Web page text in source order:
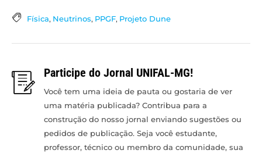
Física, Neutrinos, PPGF, Projeto Dune
Participe do Jornal UNIFAL-MG!
Você tem uma ideia de pauta ou gostaria de ver
uma matéria publicada? Contribua para a
construção do nosso jornal enviando sugestões ou
pedidos de publicação. Seja você estudante,
professor, técnico ou membro da comunidade, sua